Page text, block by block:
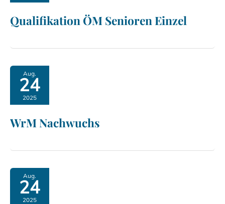
Qualifikation ÖM Senioren Einzel
Aug.
24
2025
WrM Nachwuchs
Aug.
24
2025